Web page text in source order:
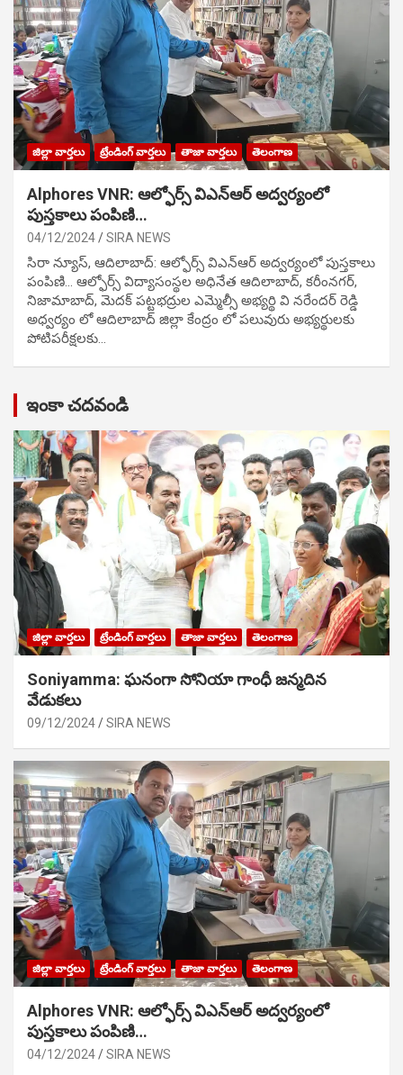
జిల్లా వార్తలు ట్రేండింగ్ వార్తలు తాజా వార్తలు తెలంగాణ
Alphores VNR: ఆల్ఫోర్స్ విఎన్ఆర్ అద్వర్యంలో
పుస్తకాలు పంపిణి…
04/12/2024 SIRA NEWS
సిరా న్యూస్, ఆదిలాబాద్: ఆల్ఫోర్స్ విఎన్ఆర్ అద్వర్యంలో పుస్తకాలు
పంపిణి… ఆల్ఫోర్స్ విద్యాసంస్థల అధినేత ఆదిలాబాద్, కరీంనగర్,
నిజామాబాద్, మెదక్ పట్టభద్రుల ఎమ్మెల్సీ అభ్యర్థి వి నరేందర్ రెడ్డి
అధ్వర్యం లో ఆదిలాబాద్ జిల్లా కేంద్రం లో పలువురు అభ్యర్థులకు
పోటిప‌రీక్ష‌ల‌కు…
ఇంకా చదవండి
జిల్లా వార్తలు ట్రేండింగ్ వార్తలు తాజా వార్తలు తెలంగాణ
Soniyamma: ఘ‌నంగా సోనియా గాంధీ జ‌న్మ‌దిన
వేడుక‌లు
09/12/2024 SIRA NEWS
జిల్లా వార్తలు ట్రేండింగ్ వార్తలు తాజా వార్తలు తెలంగాణ
Alphores VNR: ఆల్ఫోర్స్ విఎన్ఆర్ అద్వర్యంలో
పుస్తకాలు పంపిణి…
04/12/2024 SIRA NEWS